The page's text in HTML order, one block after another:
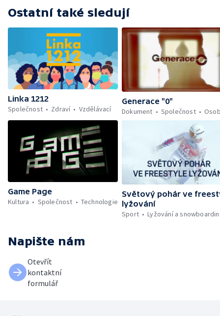
Ostatní také sledují
Linka 1212
Společnost
Zdraví Vzdělávací
Generace "0"
Dokument
Společnost
Game Page
Kultura
Společnost Technologie
Světový pohár ve
lyžování
Sport
Lyžování a
Napište nám
Otevřít
kontaktní
formulář